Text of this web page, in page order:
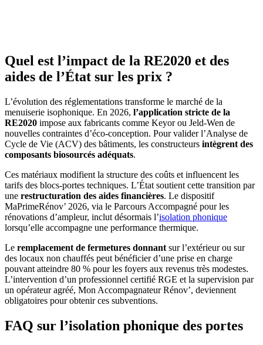
Quel est l’impact de la RE2020 et des
aides de l’État sur les prix ?
L’évolution des réglementations transforme le marché de la
menuiserie isophonique. En 2026, l’application stricte de la
RE2020 impose aux fabricants comme Keyor ou Jeld-Wen de
nouvelles contraintes d’éco-conception. Pour valider l’Analyse de
Cycle de Vie (ACV) des bâtiments, les constructeurs intègrent des
composants biosourcés adéquats.
Ces matériaux modifient la structure des coûts et influencent les
tarifs des blocs-portes techniques. L’État soutient cette transition par
une restructuration des aides financières. Le dispositif
MaPrimeRénov’ 2026, via le Parcours Accompagné pour les
rénovations d’ampleur, inclut désormais l’isolation phonique
lorsqu’elle accompagne une performance thermique.
Le remplacement de fermetures donnant sur l’extérieur ou sur
des locaux non chauffés peut bénéficier d’une prise en charge
pouvant atteindre 80 % pour les foyers aux revenus très modestes.
L’intervention d’un professionnel certifié RGE et la supervision par
un opérateur agréé, Mon Accompagnateur Rénov’, deviennent
obligatoires pour obtenir ces subventions.
FAQ sur l’isolation phonique des portes